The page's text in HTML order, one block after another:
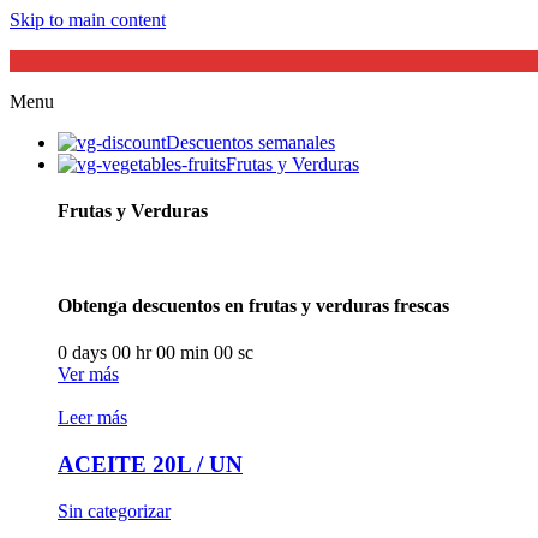
Skip to main content
Menu
Descuentos semanales
Frutas y Verduras
Frutas y Verduras
Obtenga descuentos en frutas y verduras frescas
0 days 00 hr00 min 00 sc
Ver más
Leer más
ACEITE 20L / UN
Sin categorizar